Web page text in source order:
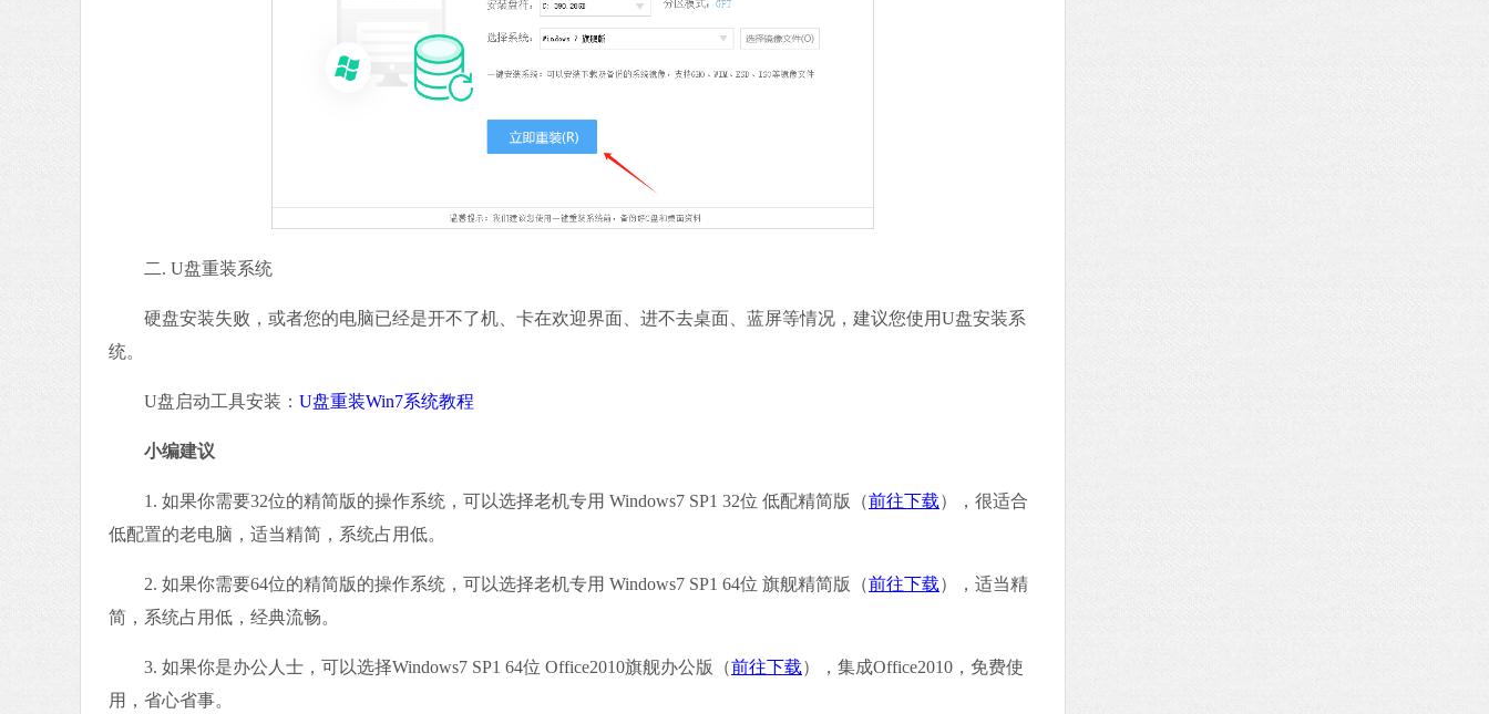
二. U盘重装系统
硬盘安装失败，或者您的电脑已经是开不了机、卡在欢迎界面、进不去桌面、蓝屏等情况，建议您使用U盘安装系
统。
U盘启动工具安装： U盘重装Win7系统教程
小编建议
1. 如果你需要32位的精简版的操作系统，可以选择老机专用 Windows7 SP1 32位 低配精简版（前往下载），很适合
低配置的老电脑，适当精简，系统占用低。
2. 如果你需要64位的精简版的操作系统，可以选择老机专用 Windows7 SP1 64位 旗舰精简版（前往下载），适当精
简，系统占用低，经典流畅。
3. 如果你是办公人士，可以选择Windows7 SP1 64位 Office2010旗舰办公版（前往下载），集成Office2010，免费使
用，省心省事。